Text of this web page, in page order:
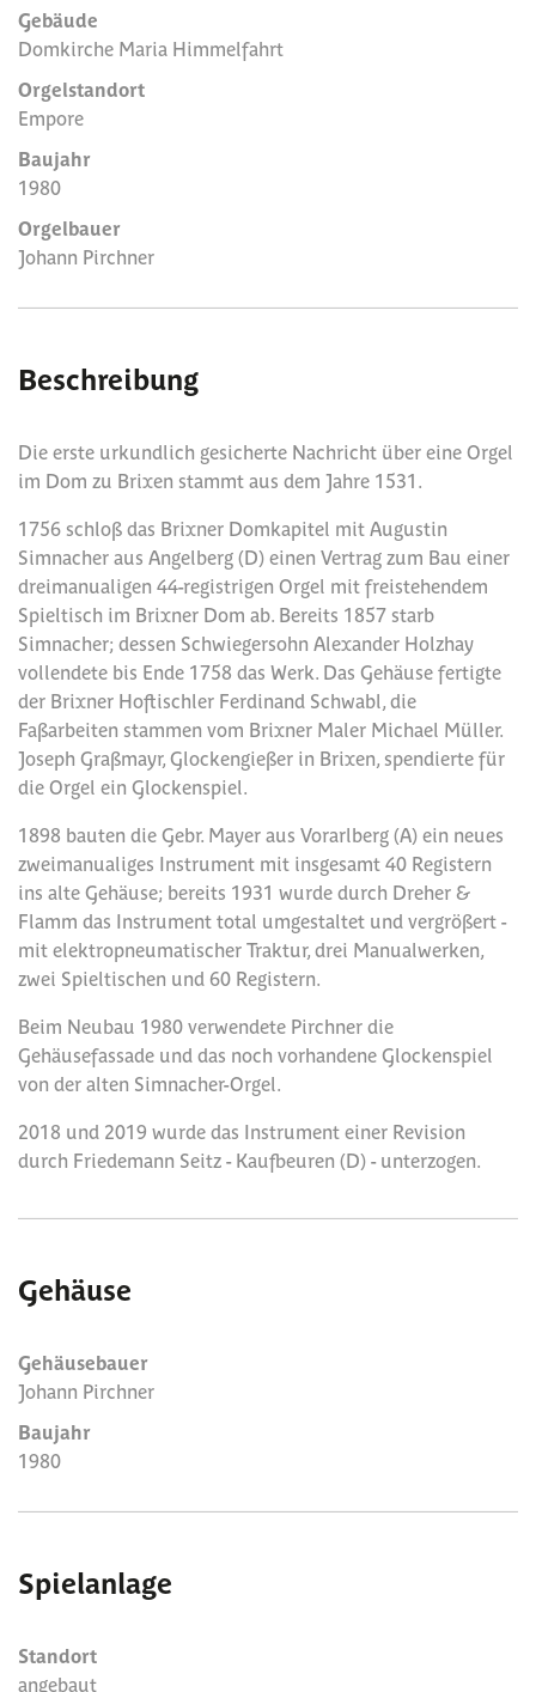
Gebäude
Domkirche Maria Himmelfahrt
Orgelstandort
Empore
Baujahr
1980
Orgelbauer
Johann Pirchner
Beschreibung
Die erste urkundlich gesicherte Nachricht über eine Orgel
im Dom zu Brixen stammt aus dem Jahre 1531.
1756 schloß das Brixner Domkapitel mit Augustin
Simnacher aus Angelberg (D) einen Vertrag zum Bau einer
dreimanualigen 44-registrigen Orgel mit freistehendem
Spieltisch im Brixner Dom ab. Bereits 1857 starb
Simnacher; dessen Schwiegersohn Alexander Holzhay
vollendete bis Ende 1758 das Werk. Das Gehäuse fertigte
der Brixner Hoftischler Ferdinand Schwabl, die
Faßarbeiten stammen vom Brixner Maler Michael Müller.
Joseph Graßmayr, Glockengießer in Brixen, spendierte für
die Orgel ein Glockenspiel.
1898 bauten die Gebr. Mayer aus Vorarlberg (A) ein neues
zweimanualiges Instrument mit insgesamt 40 Registern
ins alte Gehäuse; bereits 1931 wurde durch Dreher &
Flamm das Instrument total umgestaltet und vergrößert -
mit elektropneumatischer Traktur, drei Manualwerken,
zwei Spieltischen und 60 Registern.
Beim Neubau 1980 verwendete Pirchner die
Gehäusefassade und das noch vorhandene Glockenspiel
von der alten Simnacher-Orgel.
2018 und 2019 wurde das Instrument einer Revision
durch Friedemann Seitz - Kaufbeuren (D) - unterzogen.
Gehäuse
Gehäusebauer
Johann Pirchner
Baujahr
1980
Spielanlage
Standort
angebaut